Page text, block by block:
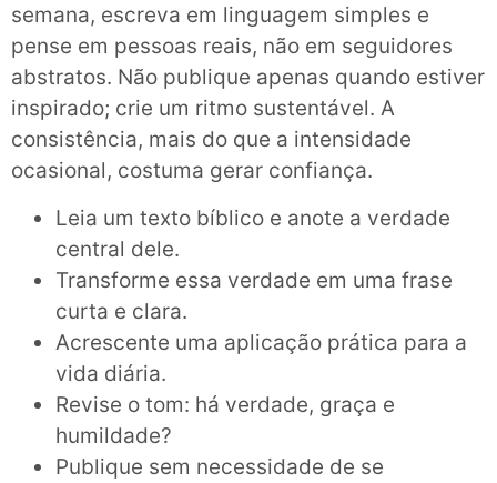
semana, escreva em linguagem simples e
pense em pessoas reais, não em seguidores
abstratos. Não publique apenas quando estiver
inspirado; crie um ritmo sustentável. A
consistência, mais do que a intensidade
ocasional, costuma gerar confiança.
Leia um texto bíblico e anote a verdade
central dele.
Transforme essa verdade em uma frase
curta e clara.
Acrescente uma aplicação prática para a
vida diária.
Revise o tom: há verdade, graça e
humildade?
Publique sem necessidade de se